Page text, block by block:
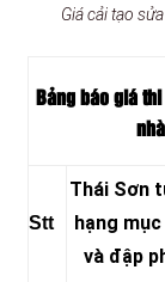
Giá cải tạo
Bảng báo giá
Stt
Thái Sơn
hạng
và đập